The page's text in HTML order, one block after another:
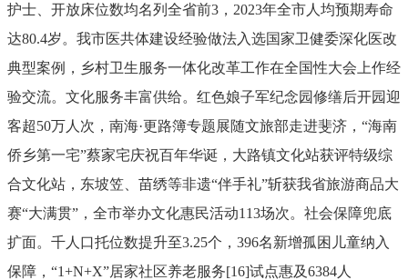
护士、开放床位数均名列全省前3 ， 2023年全市人均预期寿命
达80.4岁。我市医共体建设经验做法入选国家卫健委深化医改
典型案例，乡村卫生服务一体化改革工作在全国性大会上作经
验交流。 文化服务丰富供给。 红色娘子军纪念园修缮后开园迎
客超50万人次，南海·更路簿专题展随文旅部走进斐济， “海南
侨乡第一宅”蔡家宅庆祝百年华诞，大路镇文化站获评特级综
合文化站，东坡笠、苗绣等非遗“伴手礼”斩获我省旅游商品大
赛“大满贯” ，全市举办文化惠民活动113场次。 社会保障兜底
扩面。 千人口托位数提升至3.25个， 396名新增孤困儿童纳入
保障， “1+N+X”居家社区养老服务[16]试点惠及6384 人